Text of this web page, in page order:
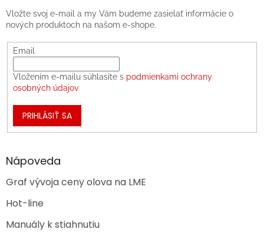
Vložte svoj e-mail a my Vám budeme zasielať informácie o
nových produktoch na našom e-shope.
Email
Vložením e-mailu súhlasíte s podmienkami ochrany
osobných údajov
PRIHLÁSIŤ SA
Nápoveda
Graf vývoja ceny olova na LME
Hot-line
Manuály k stiahnutiu